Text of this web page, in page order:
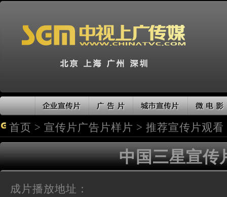
首页 > 宣传片广告片样片 > 推荐宣传片观看
中国三星宣传
成片播放地址：